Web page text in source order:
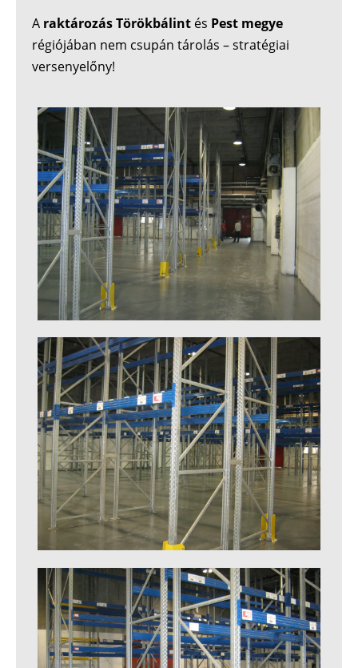
A raktározás Törökbálint és Pest megye
régiójában nem csupán tárolás – stratégiai
versenyelőny!